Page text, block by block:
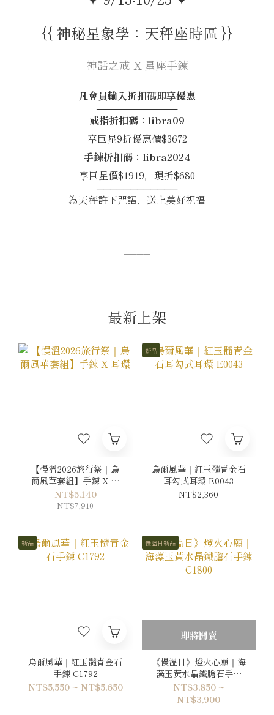
{{ 神秘星象學：天秤座時區 }}
神話之戒 X 星座手鍊
凡會員輸入折扣碼即享優惠
────────────
戒指折扣碼：libra09
享巨星9折優惠價$3672
手鍊折扣碼：libra2024
享巨星價$1919，現折$680
────────────
為天秤許下咒語，送上美好祝福
最新上架
【慢溫2026旅行祭｜烏
爾風華套組】手鍊 X 耳
環
NT$5,140
NT$7,910
新品
烏爾風華｜紅玉髓青金石
耳勾式耳環 E0043
NT$2,360
新品
烏爾風華｜紅玉髓青金石
手鍊 C1792
NT$5,550 ~ NT$5,650
慢溫日新品
即將開賣
《慢溫日》燈火心願｜海
藻玉黃水晶鐵膽石手鍊
C1800
NT$3,850 ~
NT$3,900